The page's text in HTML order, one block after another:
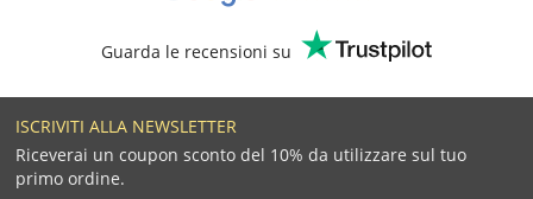
Guarda le recensioni su
ISCRIVITI ALLA NEWSLETTER
Riceverai un coupon sconto del 10% da utilizzare sul tuo
primo ordine.